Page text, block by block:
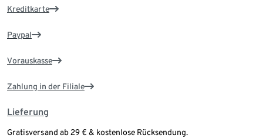
Kreditkarte
Paypal
Vorauskasse
Zahlung in der Filiale
Lieferung
Gratisversand ab 29 € & kostenlose Rücksendung.